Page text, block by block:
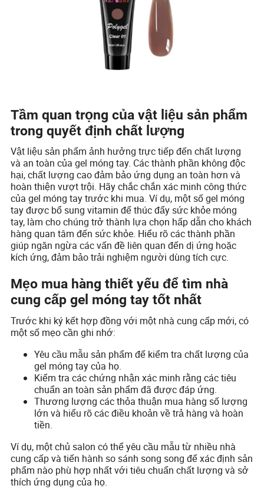
Tầm quan trọng của vật liệu sản phẩm
trong quyết định chất lượng
Vật liệu sản phẩm ảnh hưởng trực tiếp đến chất lượng
và an toàn của gel móng tay. Các thành phần không độc
hại, chất lượng cao đảm bảo ứng dụng an toàn hơn và
hoàn thiện vượt trội. Hãy chắc chắn xác minh công thức
của gel móng tay trước khi mua. Ví dụ, một số gel móng
tay được bổ sung vitamin để thúc đẩy sức khỏe móng
tay, làm cho chúng trở thành lựa chọn hấp dẫn cho khách
hàng quan tâm đến sức khỏe. Hiểu rõ các thành phần
giúp ngăn ngừa các vấn đề liên quan đến dị ứng hoặc
kích ứng, đảm bảo trải nghiệm người dùng tích cực.
Mẹo mua hàng thiết yếu để tìm nhà
cung cấp gel móng tay tốt nhất
Trước khi ký kết hợp đồng với một nhà cung cấp mới, có
một số mẹo cần ghi nhớ:
Yêu cầu mẫu sản phẩm để kiểm tra chất lượng của
gel móng tay của họ.
Kiểm tra các chứng nhận xác minh rằng các tiêu
chuẩn an toàn sản phẩm đã được đáp ứng.
Thương lượng các thỏa thuận mua hàng số lượng
lớn và hiểu rõ các điều khoản về trả hàng và hoàn
tiền.
Ví dụ, một chủ salon có thể yêu cầu mẫu từ nhiều nhà
cung cấp và tiến hành so sánh song song để xác định sản
phẩm nào phù hợp nhất với tiêu chuẩn chất lượng và sở
thích ứng dụng của họ.